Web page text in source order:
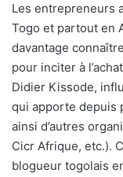
Les entrepreneurs
Togo et partout en
davantage
pour inciter à
Didier Kissode,
qui apporte depuis
ainsi d’autres
Cicr Afrique, etc.).
blogueur togolais